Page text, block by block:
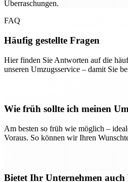
Überraschungen.
FAQ
Häufig gestellte Fragen
Hier finden Sie Antworten auf die
unseren Umzugsservice – damit Sie
Wie früh sollte ich meinen
Am besten so früh wie möglich –
Voraus. So können wir Ihren
Bietet Ihr Unternehmen